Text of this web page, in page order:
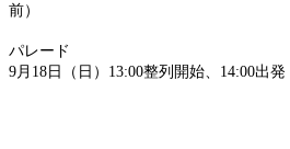
前）
パレード
9月18日（日）13:00整列開始、14:00出